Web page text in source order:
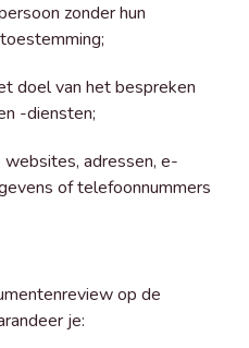
zonder hun
doel van het bespreken
-diensten;
websites, adressen, e-
of telefoonnummers
op de
je: